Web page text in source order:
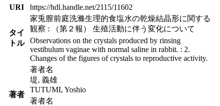
URI https://hdl.handle.net/2115/11602
タイ
トル
家兎膣前庭洗滌生理的食塩水の乾燥結晶形に関する
観察 : （第２報） 生殖活動に伴う変化について
Observations on the crystals produced by rinsing
vestibulum vaginae with normal saline in rabbit. : 2.
Changes of the figures of crystals to reproductive activity.
著者
著者名
堤, 義雄
TUTUMI, Yoshio
著者名